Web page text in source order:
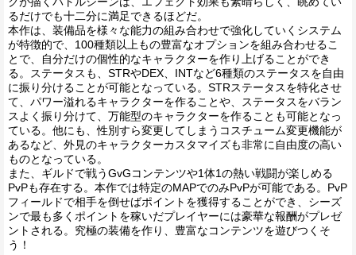
るだけでも十二分に満足できるほどだ。
本作は、装備品を様々な能力の組み合わせで強化していくシステム
が特徴的で、100種類以上もの豊富なオプションを組み合わせるこ
とで、自分だけの個性的なキャラクターを作り上げることができ
る。ステータスも、STRやDEX、INTなど6種類のステータスを自由
に振り分けることが可能となっている。STRステータスを特化させ
て、パワー溢れるキャラクターを作ることや、ステータスをバラン
スよく振り分けて、万能型のキャラクターを作ることも可能となっ
ている。他にも、性別すら変更してしまうコスチューム変更機能が
あるなど、外見のキャラクターカスタマイズも非常に自由度の高い
ものとなっている。
また、ギルドで戦うGvGコンテンツや1体1の熱い戦闘が楽しめる
PvPも存在する。本作では特定のMAPでのみPvPが可能である。PvP
フィールドで相手を倒せばポイントを獲得することができ、シーズ
ンで最も多くポイントを稼いだプレイヤーには豪華な報酬がプレゼ
ントされる。究極の装備を作り、豊富なコンテンツを遊びつくそ
う！